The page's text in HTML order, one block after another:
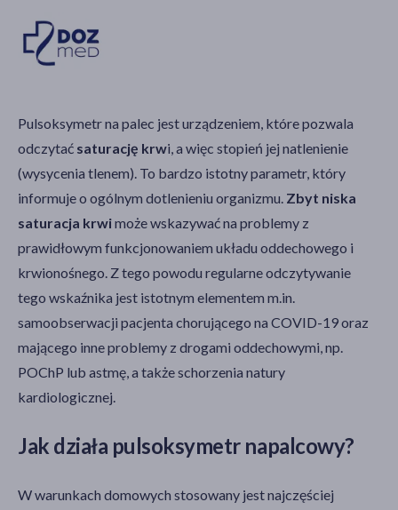
Pulsoksymetr na palec jest urządzeniem, które pozwala
odczytać saturację krwi, a więc stopień jej natlenienie
(wysycenia tlenem). To bardzo istotny parametr, który
informuje o ogólnym dotlenieniu organizmu. Zbyt niska
saturacja krwimoże wskazywać na problemy z
prawidłowym funkcjonowaniem układu oddechowego i
krwionośnego. Z tego powodu regularne odczytywanie
tego wskaźnika jest istotnym elementem m.in.
samoobserwacji pacjenta chorującego na COVID-19 oraz
mającego inne problemy z drogami oddechowymi, np.
POChP lub astmę, a także schorzenia natury
kardiologicznej.
Jak działa pulsoksymetr napalcowy?
W warunkach domowych stosowany jest najczęściej